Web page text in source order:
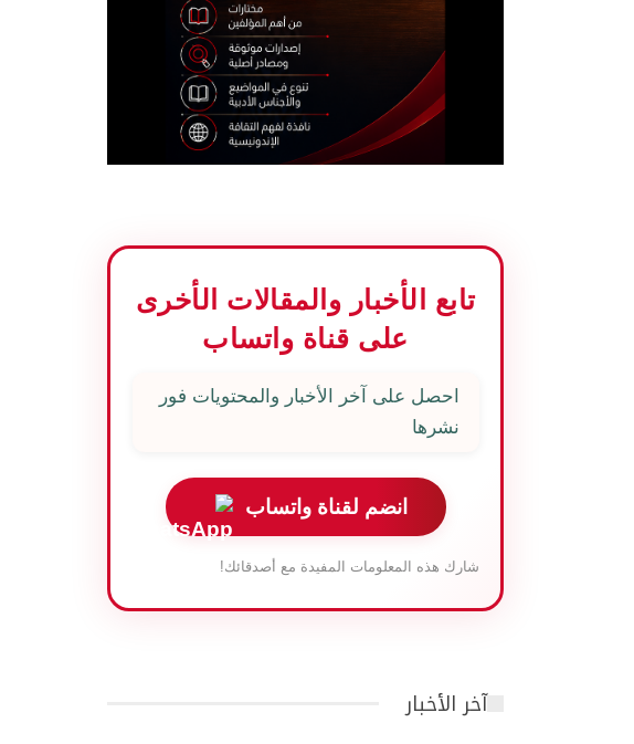
تابع الأخبار والمقالات الأخرى
على قناة واتساب
احصل على آخر الأخبار والمحتويات فور
نشرها
انضم لقناة واتساب
شارك هذه المعلومات المفيدة مع أصدقائك!
آخر الأخبار